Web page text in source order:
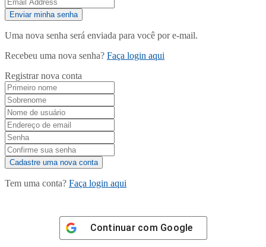
Uma nova senha será enviada para você por e-mail.
Recebeu uma nova senha? Faça login aqui
Registrar nova conta
Tem uma conta? Faça login aqui
Continuar com Google